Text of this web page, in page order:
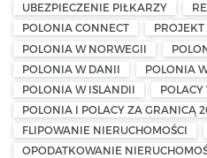
UBEZPIECZENIE PIŁKARZY
POLONIA CONNECT
PROJEKT
POLONIA W NORWEGII
POLONIA W DANII
POLONIA
POLONIA W ISLANDII
POLONIA I POLACY ZA GRANICĄ
FLIPOWANIE NIERUCHOMOŚCI
OPODATKOWANIE